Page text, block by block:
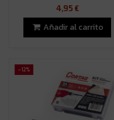
4,95 €
Añadir al carrito
-12%